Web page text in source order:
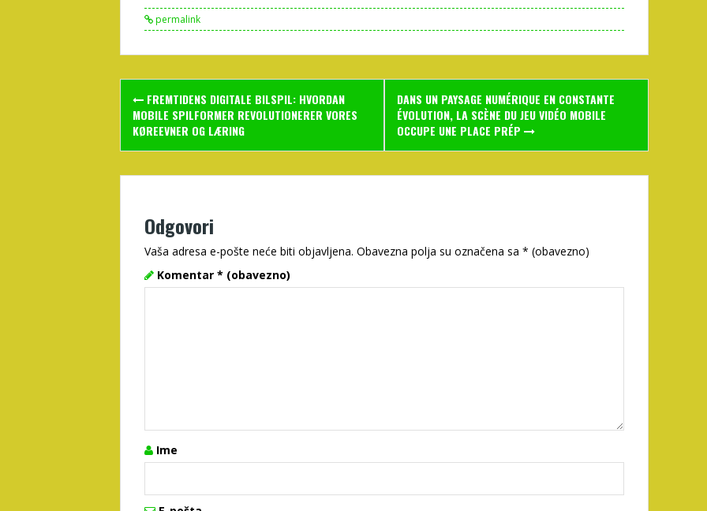
permalink
Post
navigation
FREMTIDENS DIGITALE BILSPIL: HVORDAN
MOBILE SPILFORMER REVOLUTIONERER VORES
KØREEVNER OG LÆRING
DANS UN PAYSAGE NUMÉRIQUE EN CONSTANTE
ÉVOLUTION, LA SCÈNE DU JEU VIDÉO MOBILE
OCCUPE UNE PLACE PRÉP
Odgovori
Vaša adresa e-pošte neće biti objavljena. Obavezna polja su označena sa * (obavezno)
Komentar * (obavezno)
Ime